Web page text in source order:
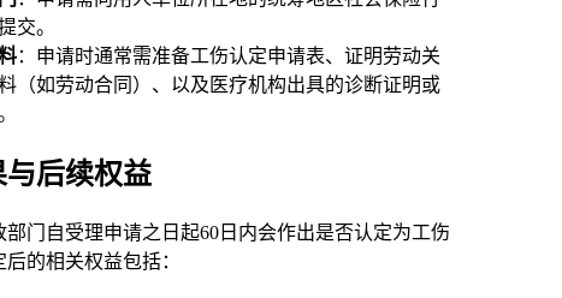
交。
：申请时通常需准备工伤认定申请表、证明劳动关
（如劳动合同）、以及医疗机构出具的诊断证明或
后续权益
部门自受理申请之日起60日内会作出是否认定为工伤
的相关权益包括：